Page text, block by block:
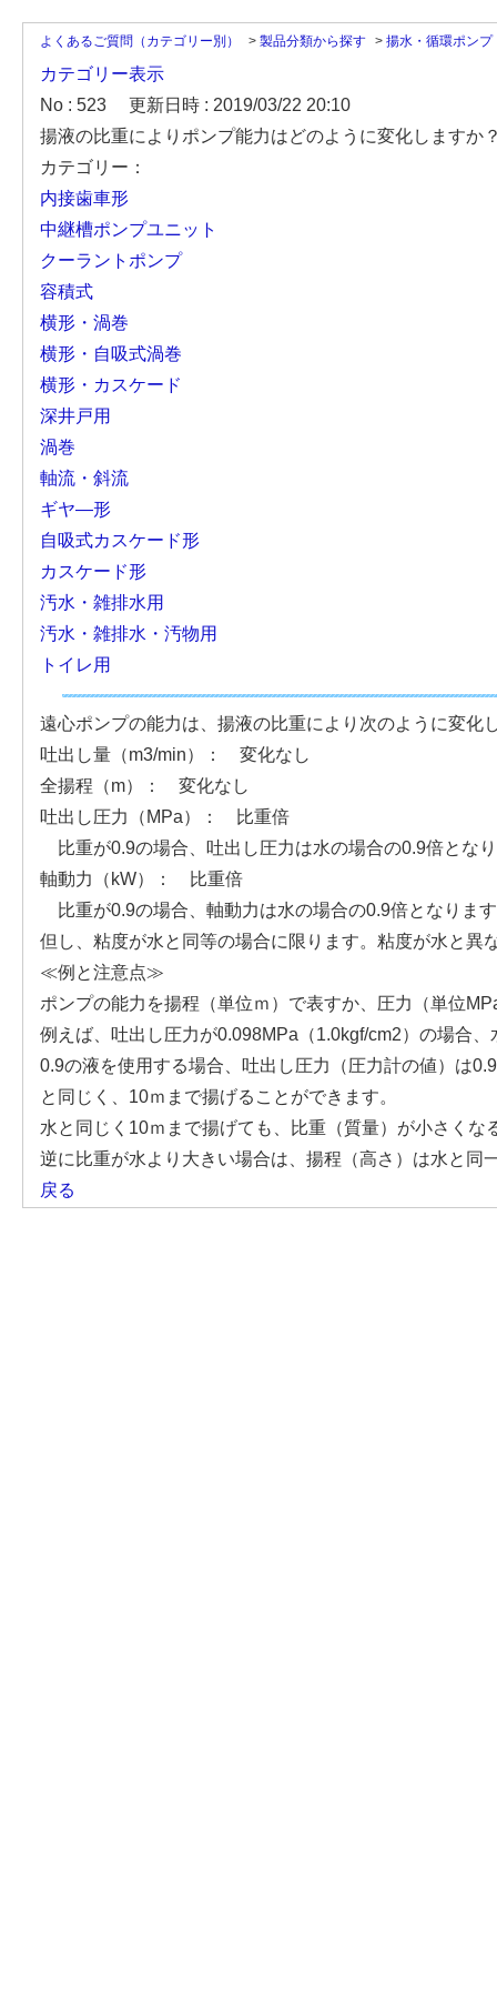
よくあるご質問（カテゴリー別） > 製品分類から探す > 揚水・循環ポンプ
カテゴリー表示
No : 523
更新日時 : 2019/03/22 20:10
揚液の比重によりポンプ能力はどのように変化しますか
カテゴリー：
内接歯車形
中継槽ポンプユニット
クーラントポンプ
容積式
横形・渦巻
横形・自吸式渦巻
横形・カスケード
深井戸用
渦巻
軸流・斜流
ギヤ―形
自吸式カスケード形
カスケード形
汚水・雑排水用
汚水・雑排水・汚物用
トイレ用
遠心ポンプの能力は、揚液の比重により次のように変
吐出し量（m3/min）： 変化なし
全揚程（m）： 変化なし
吐出し圧力（MPa）： 比重倍
比重が0.9の場合、吐出し圧力は水の場合の0.9倍とな
軸動力（kW）： 比重倍
比重が0.9の場合、軸動力は水の場合の0.9倍となりま
但し、粘度が水と同等の場合に限ります。粘度が水と異
≪例と注意点≫
ポンプの能力を揚程（単位ｍ）で表すか、圧力（単位
例えば、吐出し圧力が0.098MPa（1.0kgf/cm2）の場合
0.9の液を使用する場合、吐出し圧力（圧力計の値）は
と同じく、10ｍまで揚げることができます。
水と同じく10ｍまで揚げても、比重（質量）が小さく
逆に比重が水より大きい場合は、揚程（高さ）は水と同
戻る